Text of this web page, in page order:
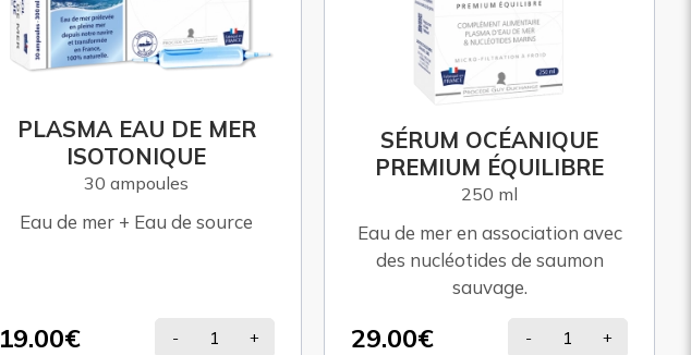
SÉRUM OCÉANIQUE
PREMIUM ÉQUILIBRE
250 ml
Eau de mer en association avec
29.00€ - +
FERZYM FLORE MS 10.9
40 gélules
Apport en probiotiques. Prise
en compte de l'horloge
biologique de notre organisme.
19.00€ - +